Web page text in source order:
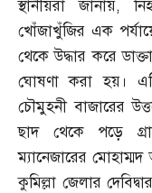
স্থানীয়রা জানায়,
খোঁজাখুঁজির এক
থেকে উদ্ধার করে
ঘোষণা করা হয়।
চৌমুহনী বাজারের
ছাদ থেকে পড়ে
ম্যানেজারের
কুমিল্লা জেলার